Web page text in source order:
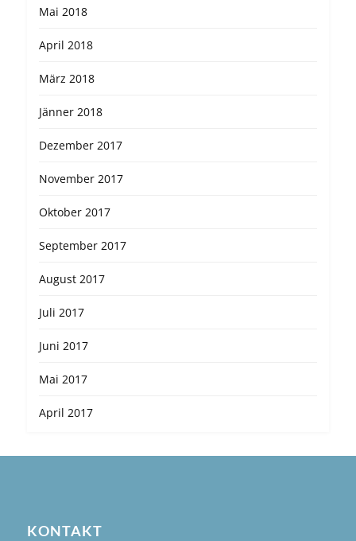
Mai 2018
April 2018
März 2018
Jänner 2018
Dezember 2017
November 2017
Oktober 2017
September 2017
August 2017
Juli 2017
Juni 2017
Mai 2017
April 2017
KONTAKT